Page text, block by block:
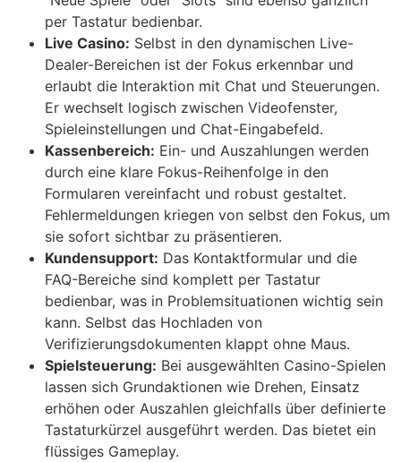
per Tastatur bedienbar.
Live Casino: Selbst in den dynamischen Live-
Dealer-Bereichen ist der Fokus erkennbar und
erlaubt die Interaktion mit Chat und Steuerungen.
Er wechselt logisch zwischen Videofenster,
Spieleinstellungen und Chat-Eingabefeld.
Kassenbereich: Ein- und Auszahlungen werden
durch eine klare Fokus-Reihenfolge in den
Formularen vereinfacht und robust gestaltet.
Fehlermeldungen kriegen von selbst den Fokus, um
sie sofort sichtbar zu präsentieren.
Kundensupport: Das Kontaktformular und die
FAQ-Bereiche sind komplett per Tastatur
bedienbar, was in Problemsituationen wichtig sein
kann. Selbst das Hochladen von
Verifizierungsdokumenten klappt ohne Maus.
Spielsteuerung: Bei ausgewählten Casino-Spielen
lassen sich Grundaktionen wie Drehen, Einsatz
erhöhen oder Auszahlen gleichfalls über definierte
Tastaturkürzel ausgeführt werden. Das bietet ein
flüssiges Gameplay.